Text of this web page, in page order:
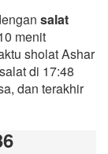
salat
menit
sholat Ashar
salat di 17:48
dan terakhir